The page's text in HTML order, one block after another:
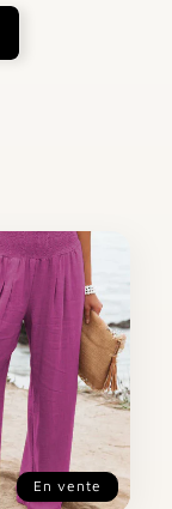
En vente